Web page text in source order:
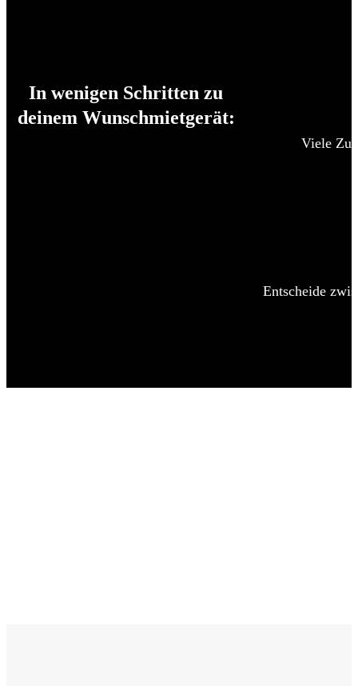
In wenigen Schritten zu
deinem Wunschmietgerät:
Viele
Entscheide